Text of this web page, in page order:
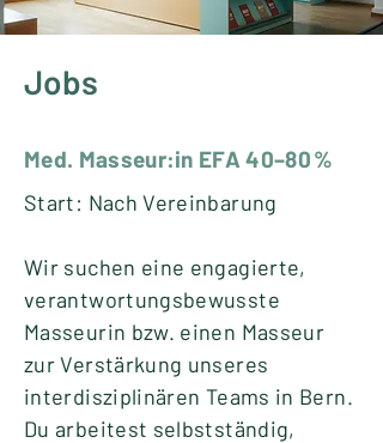
Jobs
Med. Masseur:in EFA 40–80 %
Start: Nach Vereinbarung
Wir suchen eine engagierte,
verantwortungsbewusste
Masseurin bzw. einen Masseur
zur Verstärkung unseres
interdisziplinären Teams in Bern.
Du arbeitest selbstständig,